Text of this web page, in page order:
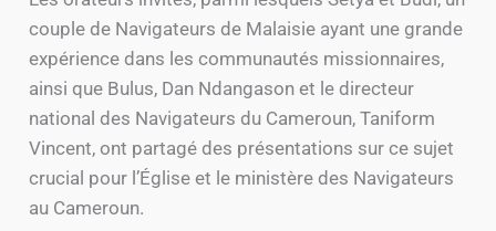
couple de Navigateurs de Malaisie ayant une grande
expérience dans les communautés missionnaires,
ainsi que Bulus, Dan Ndangason et le directeur
national des Navigateurs du Cameroun, Taniform
Vincent, ont partagé des présentations sur ce sujet
crucial pour l’Église et le ministère des Navigateurs
au Cameroun.